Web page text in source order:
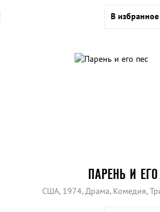
В избранное
ПАРЕНЬ И
США, 1974, Драма, Комедия,